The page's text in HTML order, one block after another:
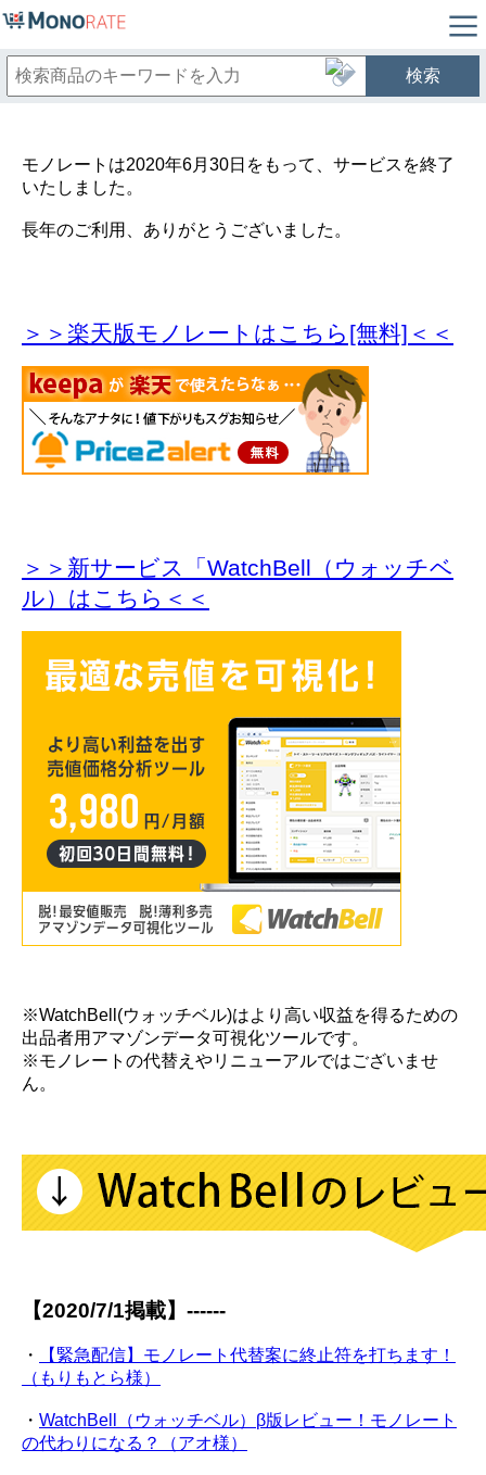
検索
モノレートは2020年6月30日をもって、サービスを終了
いたしました。
長年のご利用、ありがとうございました。
＞＞楽天版モノレートはこちら[無料]＜＜
＞＞新サービス「WatchBell（ウォッチベ
ル）はこちら＜＜
※WatchBell(ウォッチベル)はより高い収益を得るための
出品者用アマゾンデータ可視化ツールです。
※モノレートの代替えやリニューアルではございませ
ん。
【2020/7/1掲載】------
・
【緊急配信】モノレート代替案に終止符を打ちます！
（もりもとら様）
・ WatchBell（ウォッチベル）β版レビュー！モノレート
の代わりになる？（アオ様）